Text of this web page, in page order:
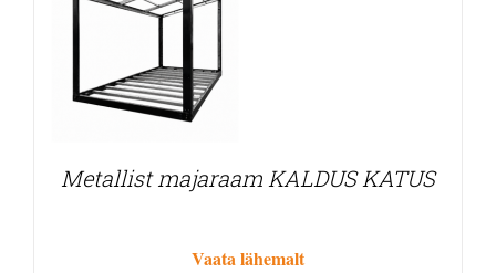
Metallist majaraam KALDUS KATUS
Vaata lähemalt